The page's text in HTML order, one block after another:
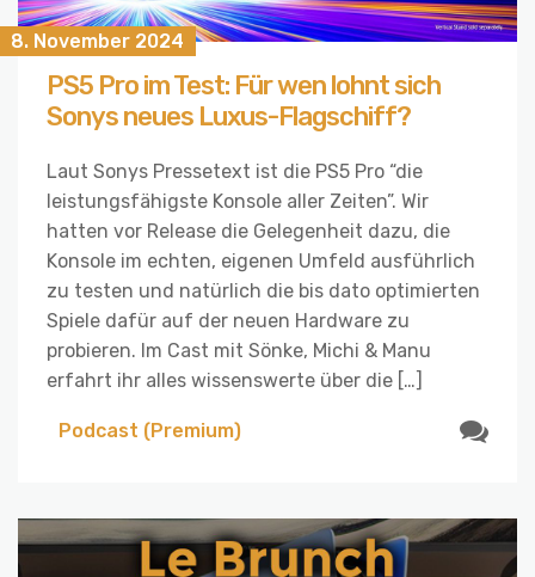
8. November 2024
PS5 Pro im Test: Für wen lohnt sich
Sonys neues Luxus-Flagschiff?
Laut Sonys Pressetext ist die PS5 Pro “die
leistungsfähigste Konsole aller Zeiten”. Wir
hatten vor Release die Gelegenheit dazu, die
Konsole im echten, eigenen Umfeld ausführlich
zu testen und natürlich die bis dato optimierten
Spiele dafür auf der neuen Hardware zu
probieren. Im Cast mit Sönke, Michi & Manu
erfahrt ihr alles wissenswerte über die […]
Podcast (Premium)